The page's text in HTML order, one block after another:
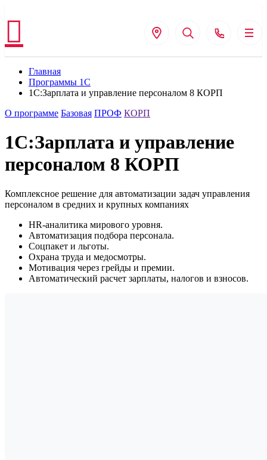
Главная
Программы 1С
1С:Зарплата и управление персоналом 8 КОРП
О программе Базовая ПРОФ КОРП
1С:Зарплата и управление
персоналом 8 КОРП
Комплексное решение для автоматизации задач управления
персоналом в средних и крупных компаниях
HR-аналитика мирового уровня.
Автоматизация подбора персонала.
Соцпакет и льготы.
Охрана труда и медосмотры.
Мотивация через грейды и премии.
Автоматический расчет зарплаты, налогов и взносов.